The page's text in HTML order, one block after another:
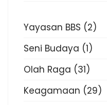
Yayasan BBS (2)
Seni Budaya (1)
Olah Raga (31)
Keagamaan (29)